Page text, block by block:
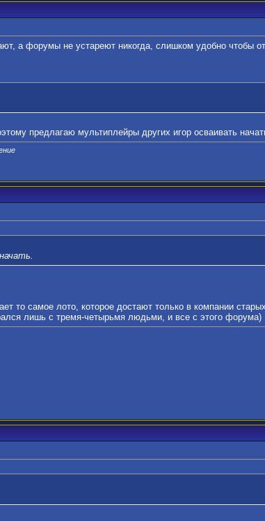
а форумы не устареют никогда, слишком удобно чтобы
предлагаю мультиплейры других игор осваивать
то самое лото, которое достают только в компании
лишь с тремя-четырьмя людьми, и все с этого форума)